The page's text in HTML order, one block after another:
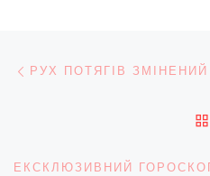
Навігація записів
РУХ ПОТЯГІВ ЗМІНЕНИЙ